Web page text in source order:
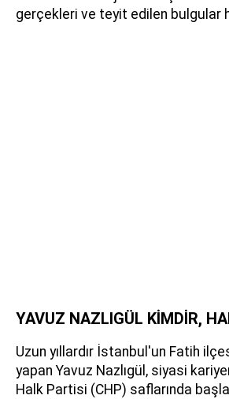
gerçekleri ve teyit edilen bulgular
YAVUZ NAZLIGÜL KİMDİR,
Uzun yıllardır İstanbul'un Fatih
yapan Yavuz Nazlıgül, siyasi
Halk Partisi (CHP) saflarında